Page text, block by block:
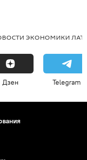
ЭКОНОМИКИ
Дзен Telegram